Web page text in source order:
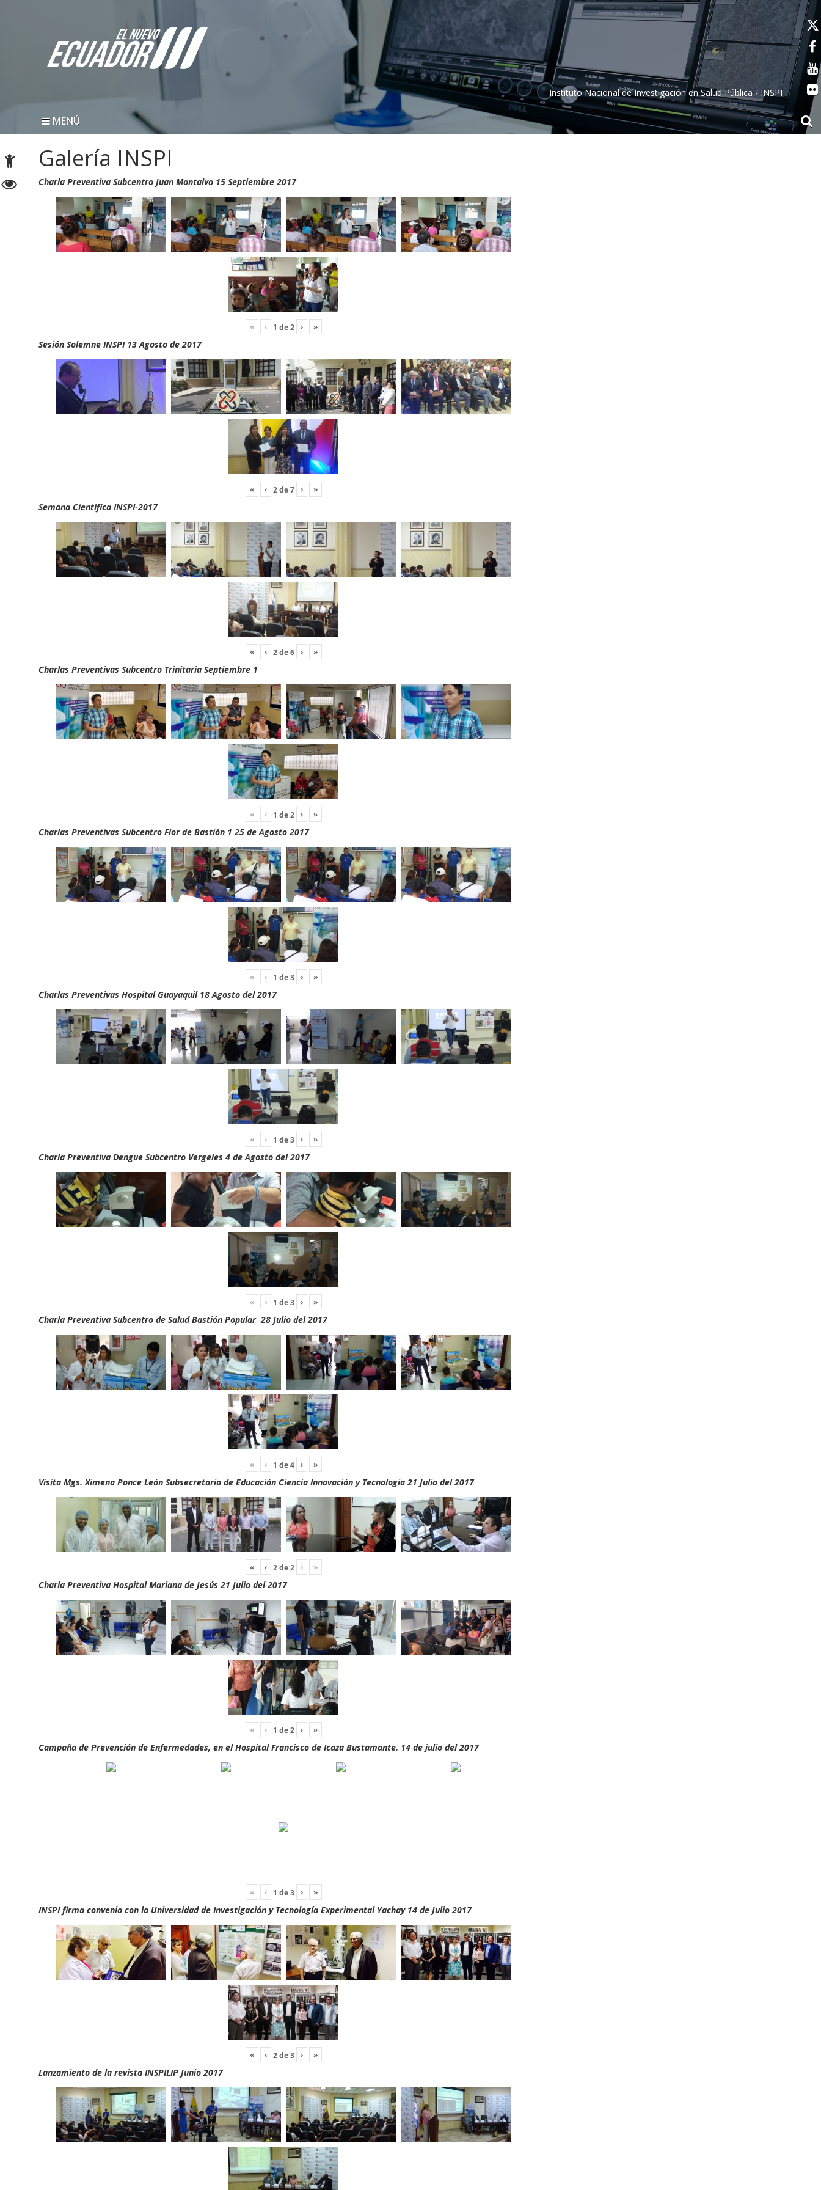
Instituto Nacional de Investigación en Salud Pública - INSPI
MENÚ
Galería INSPI
Charla Preventiva Subcentro Juan Montalvo 15 Septiembre 2017
« ‹ 1 de2 › »
Sesión Solemne INSPI 13 Agosto de 2017
« ‹ 2de7 › »
Semana Científica INSPI-2017
« ‹ 2de6 › »
Charlas Preventivas Subcentro Trinitaria Septiembre 1
« ‹ 1 de2 › »
Charlas Preventivas Subcentro Flor de Bastión 1 25 de Agosto 2017
« ‹ 1 de3 › »
Charlas Preventivas Hospital Guayaquil 18 Agosto del 2017
« ‹ 1 de3 › »
Charla Preventiva Dengue Subcentro Vergeles 4 de Agosto del 2017
« ‹ 1 de3 › »
Charla Preventiva Subcentro de Salud Bastión Popular 28 Julio del 2017
« ‹ 1 de4 › »
Visita Mgs. Ximena Ponce León Subsecretaria de Educación Ciencia Innovación y Tecnologia 21 Julio del 2017
« ‹ 2de2 › »
Charla Preventiva Hospital Mariana de Jesús 21 Julio del 2017
« ‹ 1 de2 › »
Campaña de Prevención de Enfermedades, en el Hospital Francisco de Icaza Bustamante. 14 de julio del 2017
« ‹ 1 de3 › »
INSPI firma convenio con la Universidad de Investigación y Tecnología Experimental Yachay 14 de Julio 2017
« ‹ 2de3 › »
Lanzamiento de la revista INSPILIP Junio 2017